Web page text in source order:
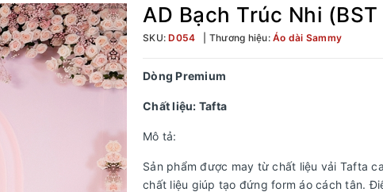
AD Bạch Trúc Nhi
SKU:D054 Thương hiệu: Áo dài Sammy
Dòng Premium
Chất liệu: Tafta
Mô tả:
Sản phẩm được may từ chất liệu vải Tafta
chất liệu giúp tạo đứng form áo cách tân.